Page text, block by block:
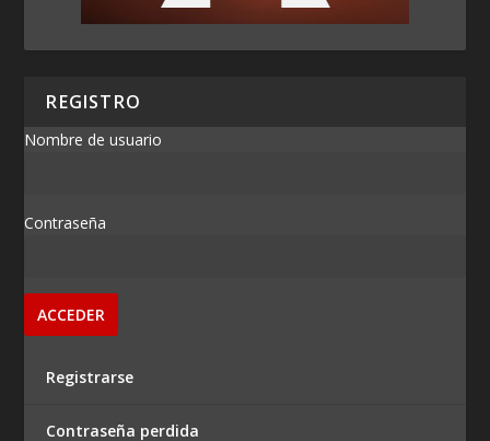
REGISTRO
Nombre de usuario
Contraseña
Registrarse
Contraseña perdida